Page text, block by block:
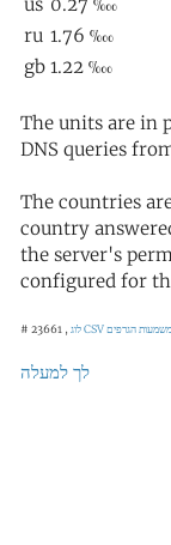
The units are in
DNS queries
The countries
country
the server's
configured for
# 23661 , לוג CSV
לך למעלה